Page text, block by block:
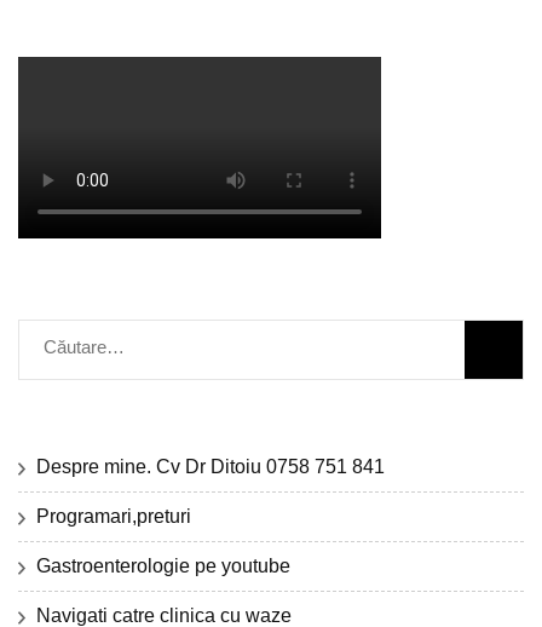
Caută
după:
Despre mine. Cv Dr Ditoiu 0758 751 841
Programari,preturi
Gastroenterologie pe youtube
Navigati catre clinica cu waze